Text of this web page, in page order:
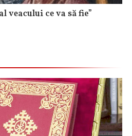
veacului ce va să fie”